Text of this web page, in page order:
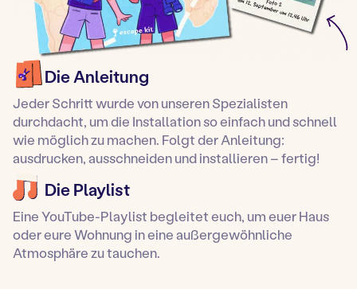
Die Anleitung
Jeder Schritt wurde von unseren Spezialisten
durchdacht, um die Installation so einfach und schnell
wie möglich zu machen. Folgt der Anleitung:
ausdrucken, ausschneiden und installieren – fertig!
Die Playlist
Eine YouTube-Playlist begleitet euch, um euer Haus
oder eure Wohnung in eine außergewöhnliche
Atmosphäre zu tauchen.